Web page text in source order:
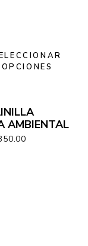
OPCIONES
AMBIENTAL